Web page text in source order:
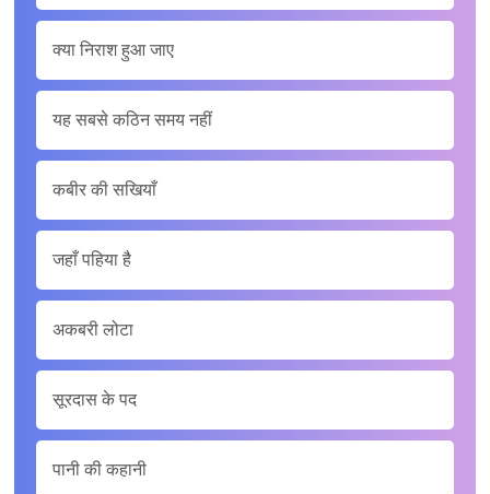
क्या निराश हुआ जाए
यह सबसे कठिन समय नहीं
कबीर की सखियाँ
जहाँ पहिया है
अकबरी लोटा
सूरदास के पद
पानी की कहानी